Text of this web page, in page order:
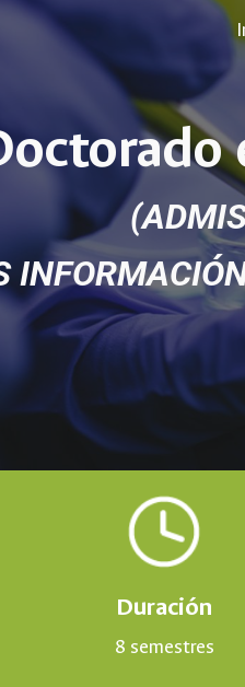
Skip to main content
Duración
8 semestres